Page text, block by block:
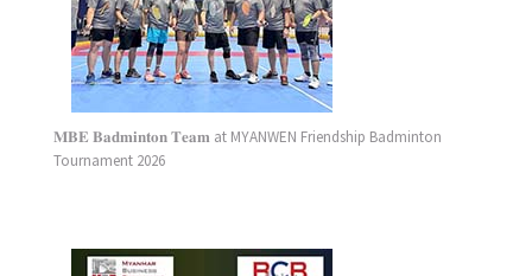
𝐌𝐁𝐄 𝐁𝐚𝐝𝐦𝐢𝐧𝐭𝐨𝐧 𝐓𝐞𝐚𝐦 at MYANWEN Friendship Badminton
Tournament 2026